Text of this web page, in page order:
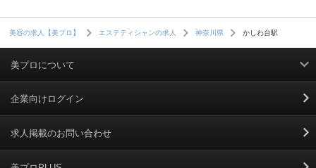
美容の求人【美プロ】 エステティシャンの求人 神奈川県 かしわ台駅
美プロについて
利用規約
掲載規約
企業向けログイン
求人掲載のお問い合わせ